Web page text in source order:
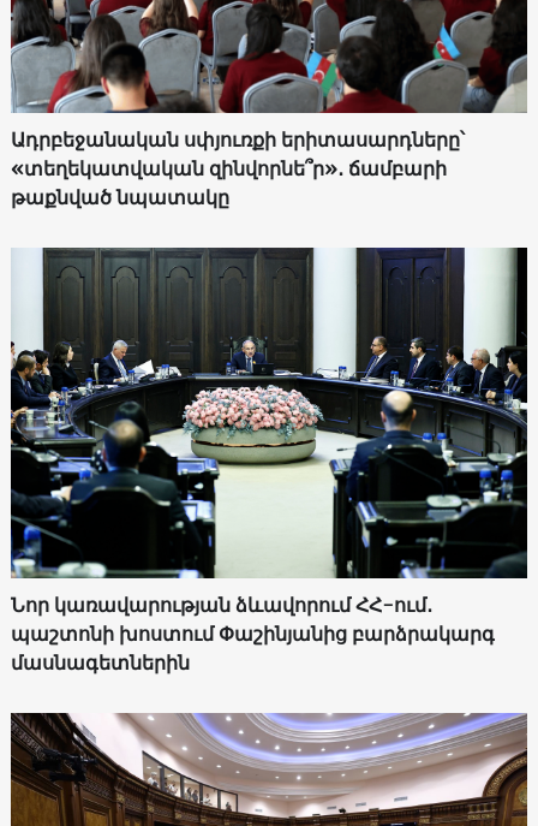
Ադրբեջանական սփյուռքի երիտասարդները՝
«տեղեկատվական զինվորնե՞ր»․ ճամբարի
թաքնված նպատակը
Նոր կառավարության ձևավորում ՀՀ-ում․
պաշտոնի խոստում Փաշինյանից բարձրակարգ
մասնագետներին